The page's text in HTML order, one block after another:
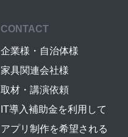
CONTACT
企業様・自治体様
家具関連会社様
取材・講演依頼
IT導入補助金を利用して
アプリ制作を希望される